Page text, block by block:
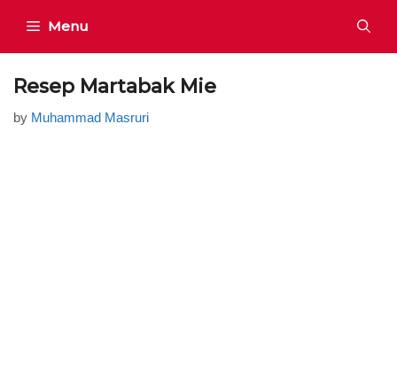
content
Menu
Resep Martabak Mie
by Muhammad Masruri